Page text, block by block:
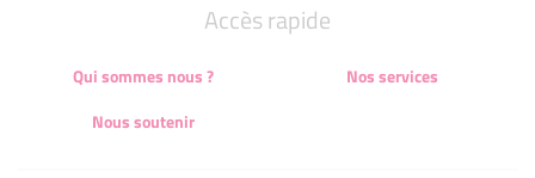
Accès rapide
Qui sommes nous ?
Nos services
Nous soutenir